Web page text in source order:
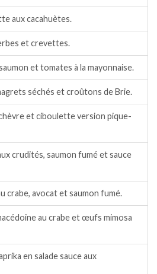
aux cacahuètes.
et crevettes.
et tomates à la mayonnaise.
séchés et croûtons de Brie.
et ciboulette version pique-
crudités, saumon fumé et sauce
crabe, avocat et saumon fumé.
au crabe et œufs mimosa
en salade sauce aux